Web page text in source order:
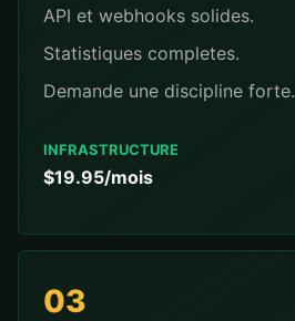
API et webhooks solides.
Statistiques completes.
Demande une discipline forte.
INFRASTRUCTURE
$19.95/mois
03